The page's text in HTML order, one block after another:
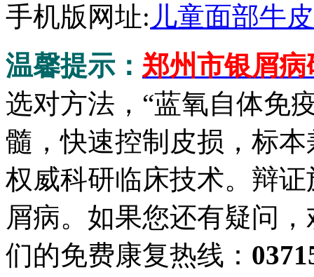
手机版网址: 儿童面部牛
温馨提示： 郑州市银屑病
选对方法，“蓝氧自体免
髓，快速控制皮损，标
权威科研临床技术。辩
屑病。如果您还有疑问
们的免费康复热线：